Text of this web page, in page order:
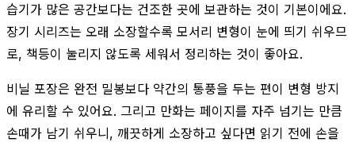
습기가 많은 공간보다는 건조한 곳에 보관하는 것이 기본이에요.
장기 시리즈는 오래 소장할수록 모서리 변형이 눈에 띄기 쉬우므
로, 책등이 눌리지 않도록 세워서 정리하는 것이 좋아요.
비닐 포장은 완전 밀봉보다 약간의 통풍을 두는 편이 변형 방지
에 유리할 수 있어요. 그리고 만화는 페이지를 자주 넘기는 만큼
손때가 남기 쉬우니, 깨끗하게 소장하고 싶다면 읽기 전에 손을